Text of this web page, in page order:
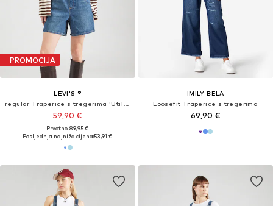
PROMOCIJA
LEVI'S ®
regular Traperice s tregerima 'Utility Shortall'
59,90 €
Prvotno: 89,95 €
Posljednja najniža cijena:53,91 €
IMILY BELA
Loosefit Traperice s tregerima
69,90 €